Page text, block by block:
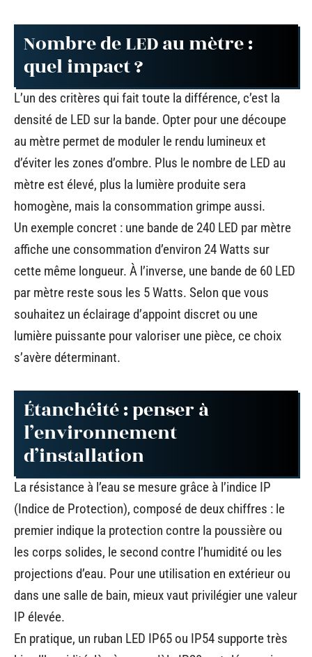
Nombre de LED au mètre :
quel impact ?
L’un des critères qui fait toute la différence, c’est la
densité de LED sur la bande. Opter pour une découpe
au mètre permet de moduler le rendu lumineux et
d’éviter les zones d’ombre. Plus le nombre de LED au
mètre est élevé, plus la lumière produite sera
homogène, mais la consommation grimpe aussi.
Un exemple concret : une bande de 240 LED par mètre
affiche une consommation d’environ 24 Watts sur
cette même longueur. À l’inverse, une bande de 60 LED
par mètre reste sous les 5 Watts. Selon que vous
souhaitez un éclairage d’appoint discret ou une
lumière puissante pour valoriser une pièce, ce choix
s’avère déterminant.
Étanchéité : penser à
l’environnement
d’installation
La résistance à l’eau se mesure grâce à l’indice IP
(Indice de Protection), composé de deux chiffres : le
premier indique la protection contre la poussière ou
les corps solides, le second contre l’humidité ou les
projections d’eau. Pour une utilisation en extérieur ou
dans une salle de bain, mieux vaut privilégier une valeur
IP élevée.
En pratique, un ruban LED IP65 ou IP54 supporte très